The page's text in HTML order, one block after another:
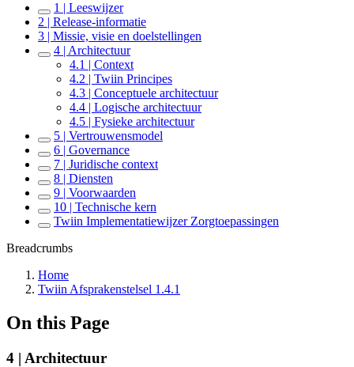
1 | Leeswijzer
2 | Release-informatie
3 | Missie, visie en doelstellingen
4 | Architectuur
4.1 | Context
4.2 | Twiin Principes
4.3 | Conceptuele architectuur
4.4 | Logische architectuur
4.5 | Fysieke architectuur
5 | Vertrouwensmodel
6 | Governance
7 | Juridische context
8 | Diensten
9 | Voorwaarden
10 | Technische kern
Twiin Implementatiewijzer Zorgtoepassingen
Breadcrumbs
Home
Twiin Afsprakenstelsel 1.4.1
On this Page
4 | Architectuur